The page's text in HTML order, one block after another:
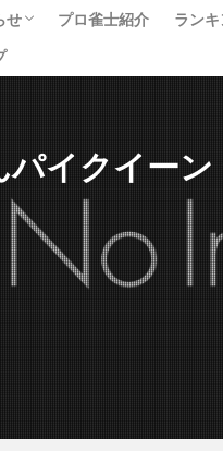
せ
ト
ス
プロ雀士紹介 ラン
イクイー